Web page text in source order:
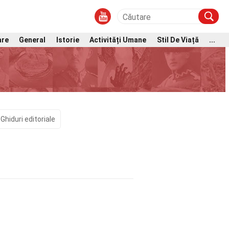
General Istorie Activități Umane Stil De Viață ...
Ghiduri editoriale